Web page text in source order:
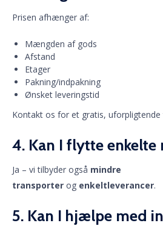
Prisen afhænger af:
Mængden af gods
Afstand
Etager
Pakning/indpakning
Ønsket leveringstid
Kontakt os for et gratis, uforpligtende
4. Kan I flytte enkelte
Ja – vi tilbyder også mindre
transporter og enkeltleverancer.
5. Kan I hjælpe med